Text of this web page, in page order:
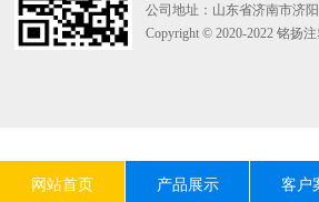
公司地址：山东省济南市济
Copyright © 2020-2022 铭扬
网站首页 产品展示 客户